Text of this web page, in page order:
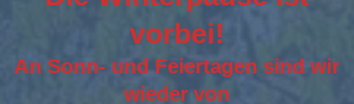
vorbei!
An Sonn- und Feiertagen sind wir
wieder von